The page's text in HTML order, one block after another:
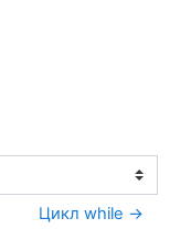
Цикл while →